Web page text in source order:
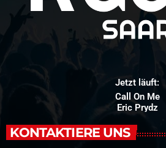
Jetzt läuft:
Call On Me
Eric Prydz
KONTAKTIERE UNS